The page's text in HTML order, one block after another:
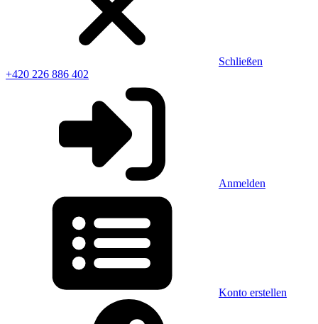
Schließen
+420 226 886 402
Anmelden
Konto erstellen